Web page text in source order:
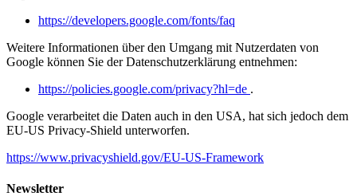
https://developers.google.com/fonts/faq
Weitere Informationen über den Umgang mit Nutzerdaten von
Google können Sie der Datenschutzerklärung entnehmen:
https://policies.google.com/privacy?hl=de .
Google verarbeitet die Daten auch in den USA, hat sich jedoch dem
EU-US Privacy-Shield unterworfen.
https://www.privacyshield.gov/EU-US-Framework
Newsletter